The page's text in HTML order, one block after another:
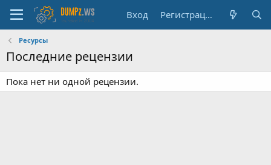
Вход Регистрация
Ресурсы
Последние рецензии
Пока нет ни одной рецензии.